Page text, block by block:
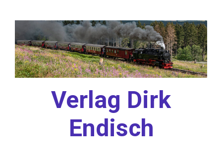
Verlag Dirk
Endisch